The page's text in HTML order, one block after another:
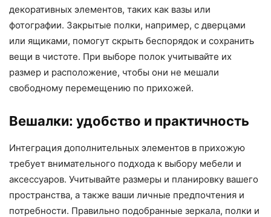
декоративных элементов, таких как вазы или
фотографии. Закрытые полки, например, с дверцами
или ящиками, помогут скрыть беспорядок и сохранить
вещи в чистоте. При выборе полок учитывайте их
размер и расположение, чтобы они не мешали
свободному перемещению по прихожей.
Вешалки: удобство и практичность
Интеграция дополнительных элементов в прихожую
требует внимательного подхода к выбору мебели и
аксессуаров. Учитывайте размеры и планировку вашего
пространства, а также ваши личные предпочтения и
потребности. Правильно подобранные зеркала, полки и